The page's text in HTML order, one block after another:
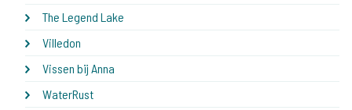
The Legend Lake
Villedon
Vissen bij Anna
WaterRust